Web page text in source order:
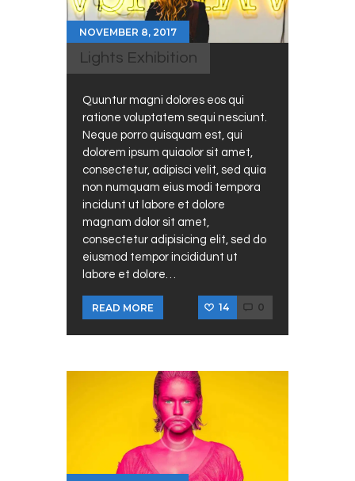
NOVEMBER 8, 2017
Lights Exhibition
Quuntur magni dolores eos qui
ratione voluptatem sequi nesciunt.
Neque porro quisquam est, qui
dolorem ipsum quiaolor sit amet,
consectetur, adipisci velit, sed quia
non numquam eius modi tempora
incidunt ut labore et dolore
magnam dolor sit amet,
consectetur adipisicing elit, sed do
eiusmod tempor incididunt ut
labore et dolore…
READ MORE 14 0